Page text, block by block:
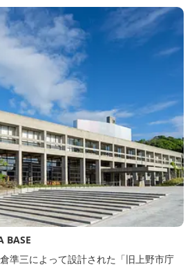
BASE
準三によって設計された「旧上野市庁